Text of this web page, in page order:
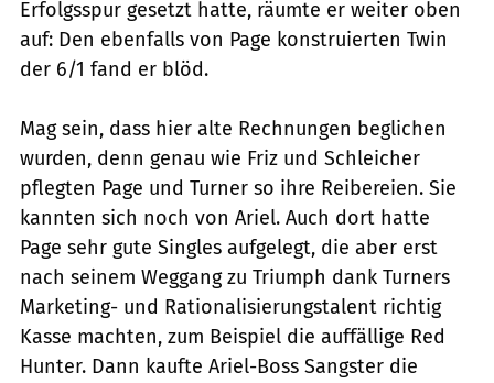
Erfolgsspur gesetzt hatte, räumte er weiter oben
auf: Den ebenfalls von Page kons­truierten Twin
der 6/1 fand er blöd.
Mag sein, dass hier alte Rechnungen beglichen
wurden, denn genau wie Friz und Schleicher
pflegten Page und Turner so ihre Reibereien. Sie
kannten sich noch von Ariel. Auch dort hatte
Page sehr gute Singles aufgelegt, die aber erst
nach seinem Weggang zu Triumph dank Turners
Marketing- und Rationalisierungstalent richtig
Kasse machten, zum Beispiel die auffällige Red
Hunter. Dann kaufte Ariel-Boss Sangster die